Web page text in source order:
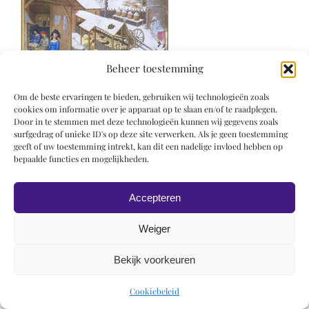
Beheer toestemming
Om de beste ervaringen te bieden, gebruiken wij technologieën zoals
cookies om informatie over je apparaat op te slaan en/of te raadplegen.
Door in te stemmen met deze technologieën kunnen wij gegevens zoals
surfgedrag of unieke ID's op deze site verwerken. Als je geen toestemming
geeft of uw toestemming intrekt, kan dit een nadelige invloed hebben op
bepaalde functies en mogelijkheden.
Accepteren
Weiger
Bekijk voorkeuren
Cookiebeleid